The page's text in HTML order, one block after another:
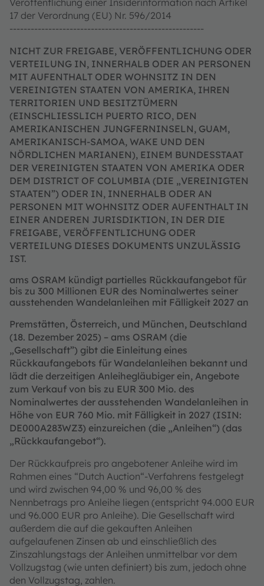
Veröffentlichung einer Insiderinformation nach Artikel
17 der Verordnung (EU) Nr. 596/2014
-------------------------------------------------------
NICHT ZUR FREIGABE, VERÖFFENTLICHUNG ODER
VERTEILUNG IN, INNERHALB ODER AN PERSONEN
MIT AUFENTHALT ODER WOHNSITZ IN DEN
VEREINIGTEN STAATEN VON AMERIKA, IHREN
TERRITORIEN UND BESITZTÜMERN
(EINSCHLIESSLICH PUERTO RICO, DEN
AMERIKANISCHEN JUNGFERNINSELN, GUAM,
AMERIKANISCH-SAMOA, WAKE UND DEN
NÖRDLICHEN MARIANEN), EINEM BUNDESSTAAT
DER VEREINIGTEN STAATEN VON AMERIKA ODER
DEM DISTRICT OF COLUMBIA (DIE „VEREINIGTEN
STAATEN”) ODER IN, INNERHALB ODER AN
PERSONEN MIT WOHNSITZ ODER AUFENTHALT IN
EINER ANDEREN JURISDIKTION, IN DER DIE
FREIGABE, VERÖFFENTLICHUNG ODER
VERTEILUNG DIESES DOKUMENTS UNZULÄSSIG
IST.
ams OSRAM kündigt partielles Rückkaufangebot für
bis zu 300 Millionen EUR des Nominalwertes seiner
ausstehenden Wandelanleihen mit Fälligkeit 2027 an
Premstätten, Österreich, und München, Deutschland
(18. Dezember 2025) – ams OSRAM (die
„Gesellschaft”) gibt die Einleitung eines
Rückkaufangebots für Wandelanleihen bekannt und
lädt die derzeitigen Anleihegläubiger ein, Angebote
zum Verkauf von bis zu EUR 300 Mio. des
Nominalwertes der ausstehenden Wandelanleihen in
Höhe von EUR 760 Mio. mit Fälligkeit in 2027 (ISIN:
DE000A283WZ3) einzureichen (die „Anleihen“) (das
„Rückkaufangebot“).
Der Rückkaufpreis pro angebotener Anleihe wird im
Rahmen eines “Dutch Auction“-Verfahrens festgelegt
und wird zwischen 94,00 % und 96,00 % des
Nennbetrags pro Anleihe liegen (entspricht 94.000 EUR
und 96.000 EUR pro Anleihe). Die Gesellschaft wird
außerdem die auf die gekauften Anleihen
aufgelaufenen Zinsen ab und einschließlich des
Zinszahlungstags der Anleihen unmittelbar vor dem
Vollzugstag (wie unten definiert) bis zum, jedoch ohne
den Vollzugstag, zahlen.